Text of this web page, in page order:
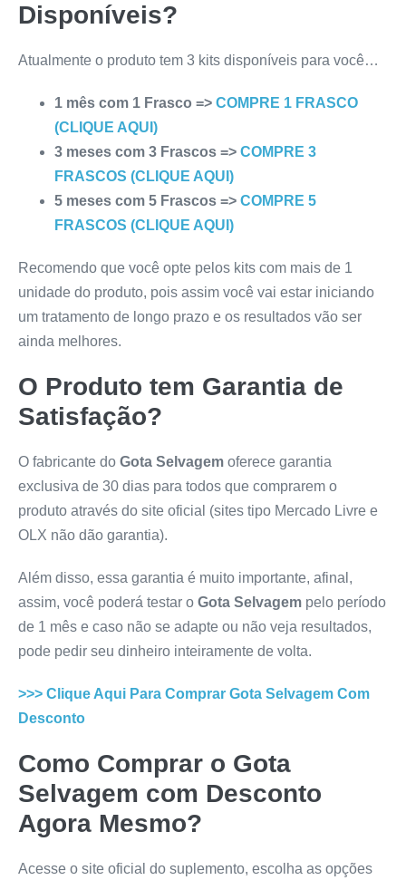
Disponíveis?
Atualmente o produto tem 3 kits disponíveis para você…
1 mês com 1 Frasco => COMPRE 1 FRASCO
(CLIQUE AQUI)
3 meses com 3 Frascos => COMPRE 3
FRASCOS (CLIQUE AQUI)
5 meses com 5 Frascos => COMPRE 5
FRASCOS (CLIQUE AQUI)
Recomendo que você opte pelos kits com mais de 1
unidade do produto, pois assim você vai estar iniciando
um tratamento de longo prazo e os resultados vão ser
ainda melhores.
O Produto tem Garantia de
Satisfação?
O fabricante do Gota Selvagem oferece garantia
exclusiva de 30 dias para todos que comprarem o
produto através do site oficial (sites tipo Mercado Livre e
OLX não dão garantia).
Além disso, essa garantia é muito importante, afinal,
assim, você poderá testar o Gota Selvagem pelo período
de 1 mês e caso não se adapte ou não veja resultados,
pode pedir seu dinheiro inteiramente de volta.
>>> Clique Aqui Para Comprar Gota Selvagem Com
Desconto
Como Comprar o Gota
Selvagem com Desconto
Agora Mesmo?
Acesse o site oficial do suplemento, escolha as opções